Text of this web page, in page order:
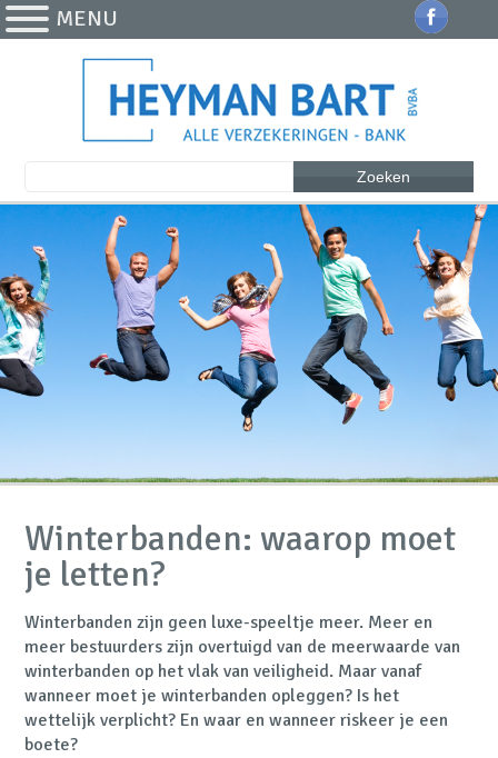
MENU
Zoeken
Winterbanden: waarop moet
je letten?
Winterbanden zijn geen luxe-speeltje meer. Meer en
meer bestuurders zijn overtuigd van de meerwaarde van
winterbanden op het vlak van veiligheid. Maar vanaf
wanneer moet je winterbanden opleggen? Is het
wettelijk verplicht? En waar en wanneer riskeer je een
boete?